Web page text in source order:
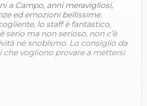
a Campo, anni meravigliosi,
ed emozioni bellissime.
lo staff è fantastico,
serio ma non serioso, non c’è
nè snobismo. Lo consiglio da
che vogliono provare a mettersi